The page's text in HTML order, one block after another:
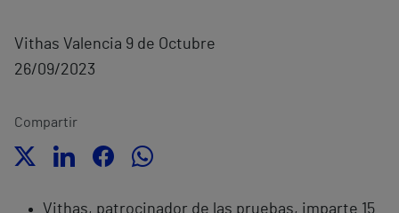
Vithas Valencia 9 de Octubre
26/09/2023
Compartir
Vithas, patrocinador de las pruebas, imparte 15